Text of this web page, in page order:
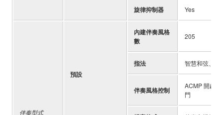
旋律抑制器 Yes
伴奏型式
預設
內建伴奏風格
數
205
指法 智慧和弦、多
伴奏風格控制
ACMP 開啟/
門